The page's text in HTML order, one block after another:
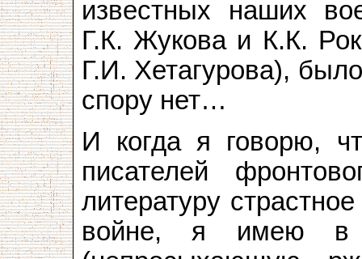
известных наших
Г.К. Жукова и К.К.
Г.И. Хетагурова),
спору нет…
И когда я говорю,
писателей
литературу
войне, я имею в